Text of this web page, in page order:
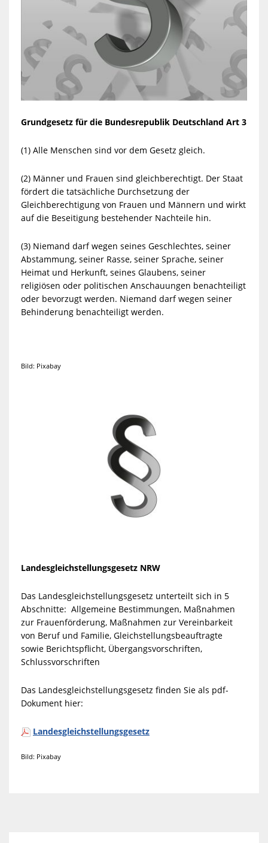
Grundgesetz für die Bundesrepublik Deutschland Art 3
(1) Alle Menschen sind vor dem Gesetz gleich.
(2) Männer und Frauen sind gleichberechtigt. Der Staat
fördert die tatsächliche Durchsetzung der
Gleichberechtigung von Frauen und Männern und wirkt
auf die Beseitigung bestehender Nachteile hin.
(3) Niemand darf wegen seines Geschlechtes, seiner
Abstammung, seiner Rasse, seiner Sprache, seiner
Heimat und Herkunft, seines Glaubens, seiner
religiösen oder politischen Anschauungen benachteiligt
oder bevorzugt werden. Niemand darf wegen seiner
Behinderung benachteiligt werden.
Bild: Pixabay
Landesgleichstellungsgesetz NRW
Das Landesgleichstellungsgesetz unterteilt sich in 5
Abschnitte: Allgemeine Bestimmungen, Maßnahmen
zur Frauenförderung, Maßnahmen zur Vereinbarkeit
von Beruf und Familie, Gleichstellungsbeauftragte
sowie Berichtspflicht, Übergangsvorschriften,
Schlussvorschriften
Das Landesgleichstellungsgesetz finden Sie als pdf-
Dokument hier:
Landesgleichstellungsgesetz
Bild: Pixabay